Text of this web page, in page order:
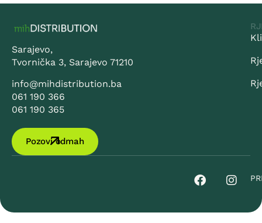
Sarajevo,
Tvornička 3, Sarajevo 71210
info@mihdistribution.ba
061 190 366
061 190 365
Pozovi odmah